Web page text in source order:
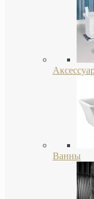
Ванны